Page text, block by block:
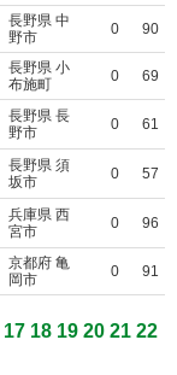
長野県 中
野市
0 90
長野県 小
布施町
0 69
長野県 長
野市
0 61
長野県 須
坂市
0 57
兵庫県 西
宮市
0 96
京都府 亀
岡市
0 91
17 18 19 20 21 22